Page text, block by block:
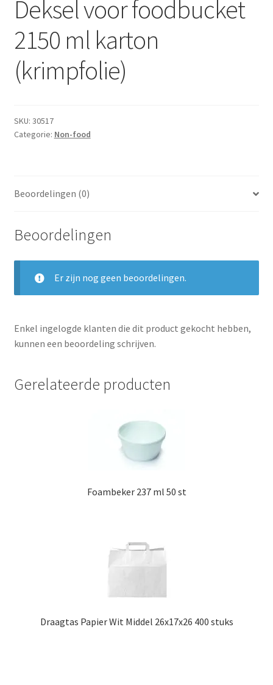
Dranken
Droge Kruidenierswaren
Frites
Non-food
Maaltijden Diepvries
Deksel voor foodbucket
2150 ml karton
(krimpfolie)
SKU: 30517
Categorie: Non-food
Beoordelingen (0)
Beoordelingen
Er zijn nog geen beoordelingen.
Enkel ingelogde klanten die dit product gekocht hebben,
kunnen een beoordeling schrijven.
Gerelateerde producten
Foambeker 237 ml 50 st
Draagtas Papier Wit Middel 26x17x26 400 stuks